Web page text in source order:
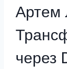
Артем
через